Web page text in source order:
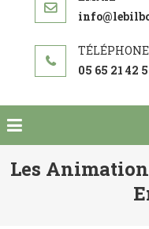
05 65 21 42
Les